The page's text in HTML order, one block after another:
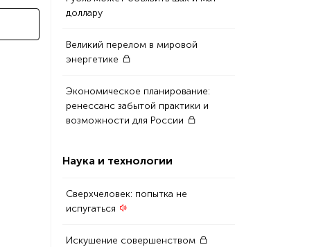
доллару
Великий перелом в мировой
энергетике
Экономическое планирование:
ренессанс забытой практики и
возможности для России
Наука и технологии
Сверхчеловек: попытка не
испугаться
Искушение совершенством